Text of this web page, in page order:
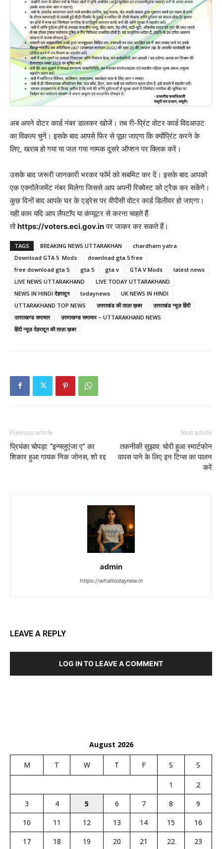
अब अपने वोटर कार्ड नंबर डालकर खोजें। तब री-प्रिंट वोटर कार्ड विदआउट
का विकल्प चुनें। इसके बाद आपसे फिर से पूछा जाएगा कि क्योंप्रिंट करने के
लिए, खराब हो गया या जल गया नामक दूसरे ऑप्शन पर क्लिक करें।
उसके बाद जरूरी जानकारी भरकर फॉर्म को सबमिट कर दें। इसके बाद आपको
एक एक्नॉलेजमेंट नंबर मिलेगा जिससे आप अपनी रिक्वेस्ट को ट्रैक कर सकेंगे।
कुछ दिनों बाद आपके घर के एड्रेस पर वीपीसी वोटर कार्ड डिलीवर हो जाएगा।
यही काम यदि आप लैपटॉप या कंप्यूटर से करना चाहते हैं
तोhttps://voters.eci.gov.inपर जाकर कर सकते हैं।
TAGS BREAKING NEWS UTTARAKHAN
chardham yatra
Download GTA 5 Mods
download gta 5 free
free download gta 5
gta 5 gta v GTA V Mods
latest news
LIVE NEWS UTTARAKHAND
LIVE TODAY UTTARAKHAND
NEWS IN HINDI देहरादून
todaynews
UK NEWS IN HINDI
UTTARAKHAND TOP NEWS
उत्तराखंड की ताज़ा ख़बर
उत्तराखंड न्यूज़ हिंदी
उत्तराखण्ड समाचार
उत्तराखण्ड समाचार – UTTARAKHAND NEWS
हिंदी न्यूज़ देहरादून की ताज़ा ख़बर
Previous article
प्रियंका चोपड़ा: “इन्फ्लुएंजा ए” का
शिकार हुआ गायक निक जोनस, शो रद्द
Next article
तकनीकी सुझाव: चोरी हुआ स्मार्टफोन
वापस पाने के लिए इन टिप्स का पालन
करें
admin
https://whattodaynew.in
LEAVE A REPLY
LOG IN TO LEAVE A COMMENT
August 2026
M T W T F S S
1
2
3
4 5 6 7 8
9
10
11 12 13 14 15
16
17
18 19 20 21 22 23